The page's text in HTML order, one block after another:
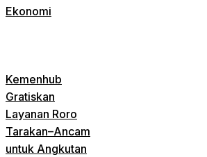
Ekonomi
Kemenhub
Gratiskan
Layanan Roro
Tarakan–Ancam
untuk Angkutan